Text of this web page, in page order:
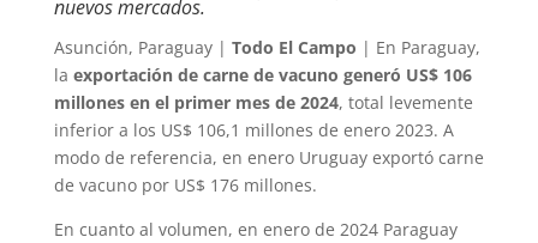
nuevos mercados.
Asunción, Paraguay | Todo El Campo | En Paraguay,
la exportación de carne de vacuno generó US$ 106
millones en el primer mes de 2024, total levemente
inferior a los US$ 106,1 millones de enero 2023. A
modo de referencia, en enero Uruguay exportó carne
de vacuno por US$ 176 millones.
En cuanto al volumen, en enero de 2024 Paraguay